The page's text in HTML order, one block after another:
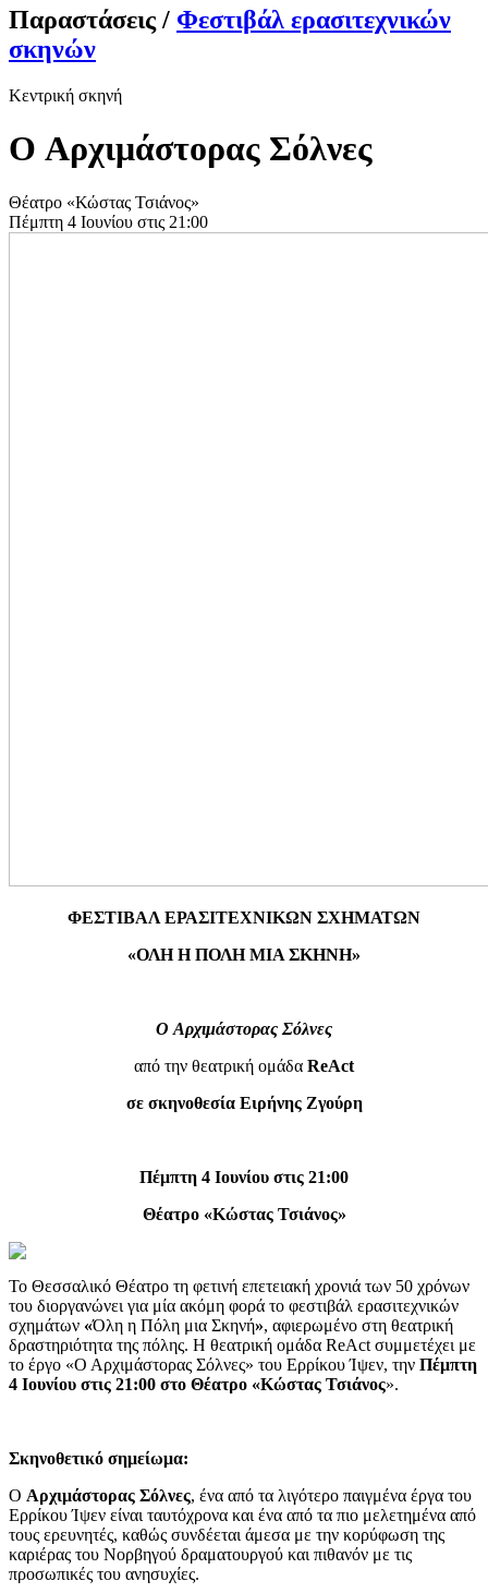
Παραστάσεις / Φεστιβάλ ερασιτεχνικών
σκηνών
Κεντρική σκηνή
O Αρχιμάστορας Σόλνες
Θέατρο «Κώστας Τσιάνος»
Πέμπτη 4 Ιουνίου στις 21:00
ΦΕΣΤΙΒΑΛ ΕΡΑΣΙΤΕΧΝΙΚΩΝ ΣΧΗΜΑΤΩΝ
«ΟΛΗ Η ΠΟΛΗ ΜΙΑ ΣΚΗΝΗ»
O Αρχιμάστορας Σόλνες
από την θεατρική ομάδα ReAct
σε σκηνοθεσία Ειρήνης Ζγούρη
Πέμπτη 4 Ιουνίου στις 21:00
Θέατρο «Κώστας Τσιάνος»
Το Θεσσαλικό Θέατρο τη φετινή επετειακή χρονιά των 50 χρόνων
του διοργανώνει για μία ακόμη φορά το φεστιβάλ ερασιτεχνικών
σχημάτων «Όλη η Πόλη μια Σκηνή», αφιερωμένο στη θεατρική
δραστηριότητα της πόλης. Η θεατρική ομάδα ReAct συμμετέχει με
το έργο «Ο Αρχιμάστορας Σόλνες» του Ερρίκου Ίψεν, την Πέμπτη
4 Ιουνίου στις 21:00 στο Θέατρο «Κώστας Τσιάνος».
Σκηνοθετικό σημείωμα:
Ο Αρχιμάστορας Σόλνες, ένα από τα λιγότερο παιγμένα έργα του
Ερρίκου Ίψεν είναι ταυτόχρονα και ένα από τα πιο μελετημένα από
τους ερευνητές, καθώς συνδέεται άμεσα με την κορύφωση της
καριέρας του Νορβηγού δραματουργού και πιθανόν με τις
προσωπικές του ανησυχίες.